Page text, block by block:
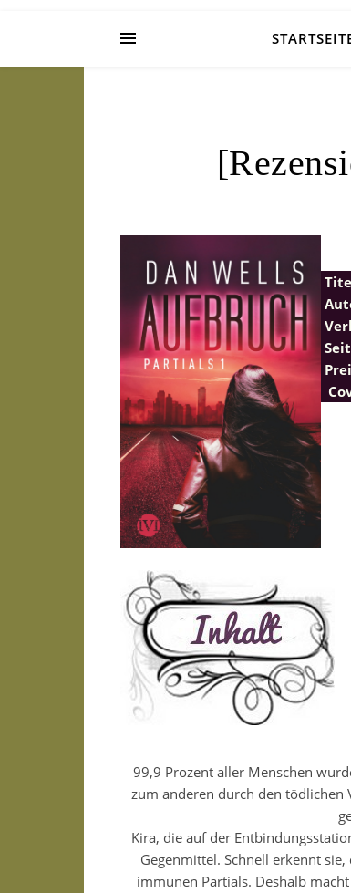
99,9 Prozent aller Menschen
zum anderen durch den tödlichen
Kira, die auf der
Gegenmittel. Schnell erkennt
immunen Partials. Deshalb